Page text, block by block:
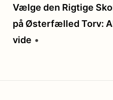
Vælge den Rigtige
på Østerfælled Torv:
vide •